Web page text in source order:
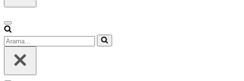
Dolaşım
menüsü
Arama...